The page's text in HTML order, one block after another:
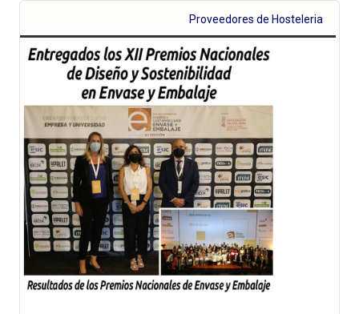
Proveedores de Hosteleria